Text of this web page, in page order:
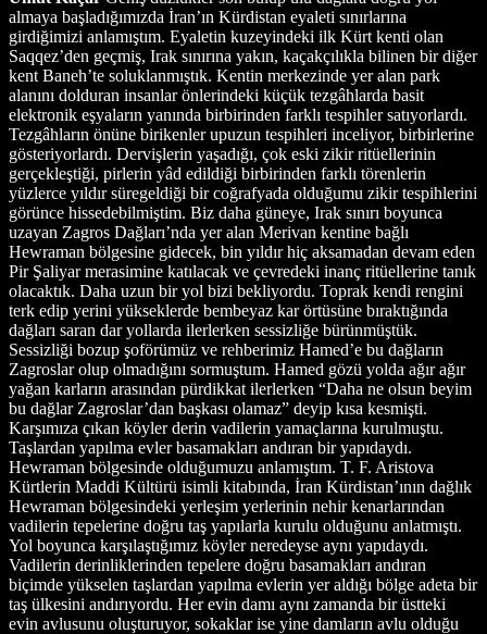
almaya başladığımızda İran’ın Kürdistan eyaleti sınırlarına
girdiğimizi anlamıştım. Eyaletin kuzeyindeki ilk Kürt kenti olan
Saqqez’den geçmiş, Irak sınırına yakın, kaçakçılıkla bilinen bir diğer
kent Baneh’te soluklanmıştık. Kentin merkezinde yer alan park
alanını dolduran insanlar önlerindeki küçük tezgâhlarda basit
elektronik eşyaların yanında birbirinden farklı tespihler satıyorlardı.
Tezgâhların önüne birikenler upuzun tespihleri inceliyor, birbirlerine
gösteriyorlardı. Dervişlerin yaşadığı, çok eski zikir ritüellerinin
gerçekleştiği, pirlerin yâd edildiği birbirinden farklı törenlerin
yüzlerce yıldır süregeldiği bir coğrafyada olduğumu zikir tespihlerini
görünce hissedebilmiştim. Biz daha güneye, Irak sınırı boyunca
uzayan Zagros Dağları’nda yer alan Merivan kentine bağlı
Hewraman bölgesine gidecek, bin yıldır hiç aksamadan devam eden
Pir Şaliyar merasimine katılacak ve çevredeki inanç ritüellerine tanık
olacaktık. Daha uzun bir yol bizi bekliyordu. Toprak kendi rengini
terk edip yerini yükseklerde bembeyaz kar örtüsüne bıraktığında
dağları saran dar yollarda ilerlerken sessizliğe bürünmüştük.
Sessizliği bozup şoförümüz ve rehberimiz Hamed’e bu dağların
Zagroslar olup olmadığını sormuştum. Hamed gözü yolda ağır ağır
yağan karların arasından pürdikkat ilerlerken “Daha ne olsun beyim
bu dağlar Zagroslar’dan başkası olamaz” deyip kısa kesmişti.
Karşımıza çıkan köyler derin vadilerin yamaçlarına kurulmuştu.
Taşlardan yapılma evler basamakları andıran bir yapıdaydı.
Hewraman bölgesinde olduğumuzu anlamıştım. T. F. Aristova
Kürtlerin Maddi Kültürü isimli kitabında, İran Kürdistan’ının dağlık
Hewraman bölgesindeki yerleşim yerlerinin nehir kenarlarından
vadilerin tepelerine doğru taş yapılarla kurulu olduğunu anlatmıştı.
Yol boyunca karşılaştığımız köyler neredeyse aynı yapıdaydı.
Vadilerin derinliklerinden tepelere doğru basamakları andıran
biçimde yükselen taşlardan yapılma evlerin yer aldığı bölge adeta bir
taş ülkesini andırıyordu. Her evin damı aynı zamanda bir üstteki
evin avlusunu oluşturuyor, sokaklar ise yine damların avlu olduğu